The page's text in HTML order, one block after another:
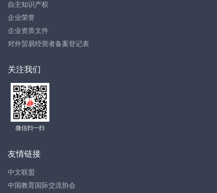
自主知识产权
企业荣誉
企业资质文件
对外贸易经营者备案登记表
关注我们
微信扫一扫
友情链接
中文联盟
中国教育国际交流协会